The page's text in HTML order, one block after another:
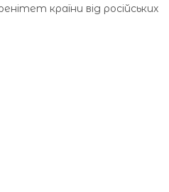
країни від російських